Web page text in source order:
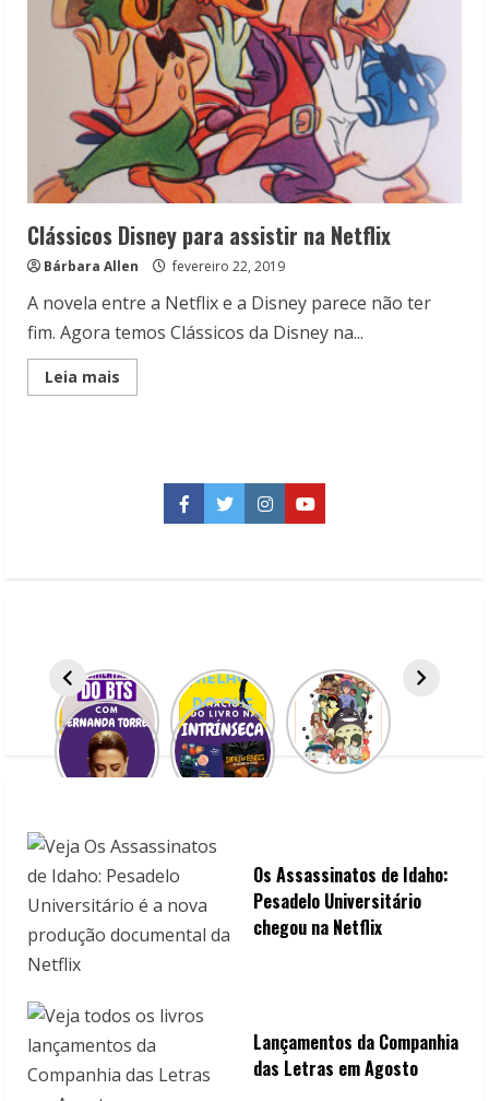
Clássicos Disney para assistir na Netflix
Bárbara Allen fevereiro 22, 2019
A novela entre a Netflix e a Disney parece não ter
fim. Agora temos Clássicos da Disney na...
Leia mais
more
Facebook
TwitterInstagramYouTube
Os Assassinatos de Idaho:
Pesadelo Universitário
chegou na Netflix
Lançamentos da Companhia
das Letras em Agosto